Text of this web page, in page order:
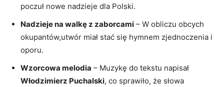
poczuł nowe ​nadzieje dla Polski.
Nadzieje na walkę z zaborcami – W ⁤obliczu obcych
okupantów,utwór miał stać się hymnem zjednoczenia i‌
oporu.
Wzorcowa melodia – Muzykę do tekstu napisał
Włodzimierz Puchalski, co sprawiło, że słowa